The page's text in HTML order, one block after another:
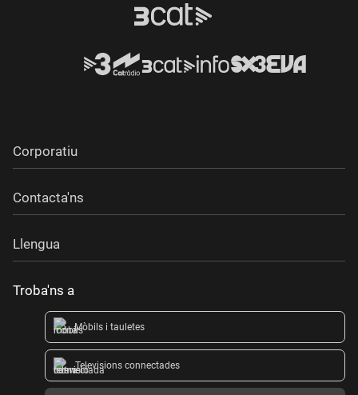
Corporatiu
Contacta'ns
Llengua
Troba'ns a
Mòbils i tauletes
Televisions connectades